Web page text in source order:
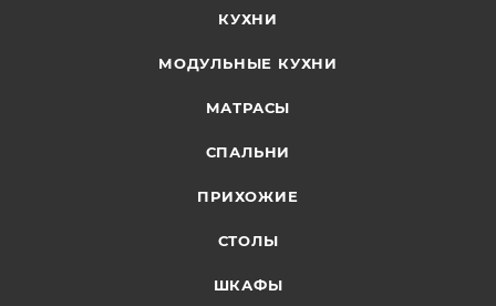
КУХНИ
МОДУЛЬНЫЕ КУХНИ
МАТРАСЫ
СПАЛЬНИ
ПРИХОЖИЕ
СТОЛЫ
ШКАФЫ